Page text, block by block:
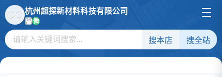
杭州超探新材料科技有限公司
微
搜本店 搜全站